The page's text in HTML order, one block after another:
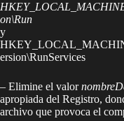
on\Run
y
ersion\RunServices
– Elimine el valor
apropiada del Registro,
archivo que provoca el